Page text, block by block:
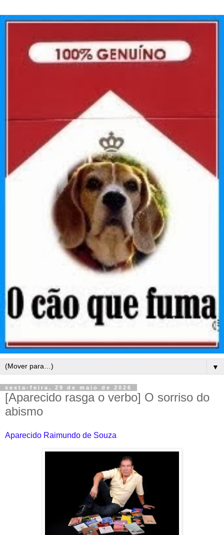
▼
sexta-feira, 29 de maio de 2026
[Aparecido rasga o verbo] O sorriso do
abismo
Aparecido Raimundo de Souza